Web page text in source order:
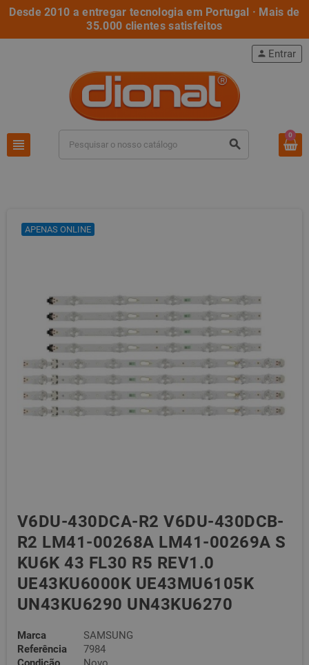
Desde 2010 a entregar tecnologia em Portugal · Mais de
35.000 clientes satisfeitos
view_headline search
person Entrar
0
APENAS ONLINE
V6DU-430DCA-R2 V6DU-430DCB-
R2 LM41-00268A LM41-00269A S
KU6K 43 FL30 R5 REV1.0
UE43KU6000K UE43MU6105K
UN43KU6290 UN43KU6270
Marca
SAMSUNG
Referência
7984